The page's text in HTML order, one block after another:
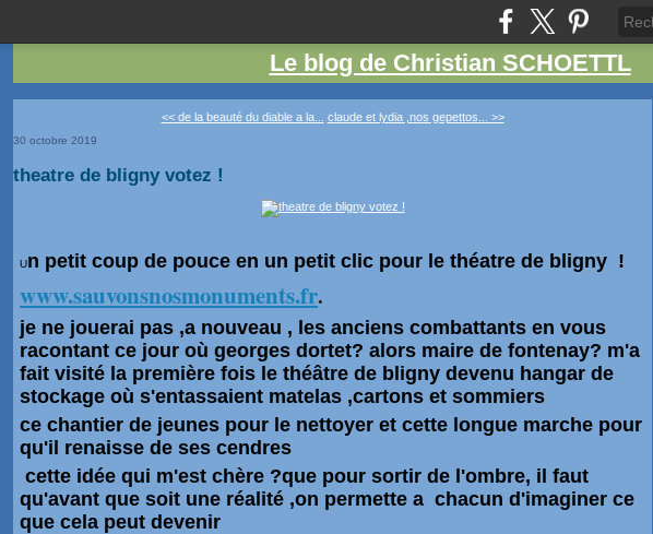
Le blog de Christian SCHOETTL
<< de la beauté du diable a la... claude et lydia ,nos gepettos... >>
30 octobre 2019
theatre de bligny votez !
Un petit coup de pouce en un petit clic pour le théatre de bligny !
www.sauvonsnosmonuments.fr.
je ne jouerai pas ,a nouveau , les anciens combattants en vous
racontant ce jour où georges dortet? alors maire de fontenay? m'a
fait visité la première fois le théâtre de bligny devenu hangar de
stockage où s'entassaient matelas ,cartons et sommiers
ce chantier de jeunes pour le nettoyer et cette longue marche pour
qu'il renaisse de ses cendres
cette idée qui m'est chère ?que pour sortir de l'ombre, il faut
qu'avant que soit une réalité ,on permette a chacun d'imaginer ce
que cela peut devenir